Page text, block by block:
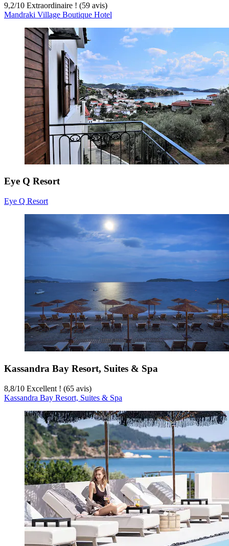
9,2/10 Extraordinaire ! (59 avis)
Mandraki Village Boutique Hotel
Eye Q Resort
Eye Q Resort
Kassandra Bay Resort, Suites & Spa
8,8/10 Excellent ! (65 avis)
Kassandra Bay Resort, Suites & Spa